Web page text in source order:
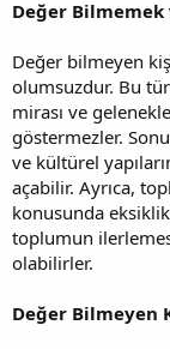
Değer
Değer bilmeyen
olumsuzdur. Bu
mirası ve
göstermezler.
ve kültürel
açabilir. Ayrıca,
konusunda
toplumun
olabilirler.
Değer Bilmeyen